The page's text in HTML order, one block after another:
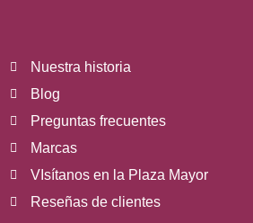
Nuestra historia
Blog
Preguntas frecuentes
Marcas
VIsítanos en la Plaza Mayor
Reseñas de clientes